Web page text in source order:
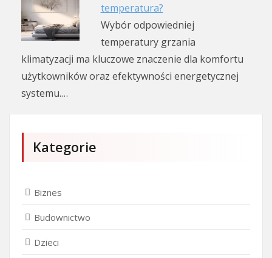
temperatura?
Wybór odpowiedniej
temperatury grzania
klimatyzacji ma kluczowe znaczenie dla komfortu
użytkowników oraz efektywności energetycznej
systemu.…
Kategorie
Biznes
Budownictwo
Dzieci